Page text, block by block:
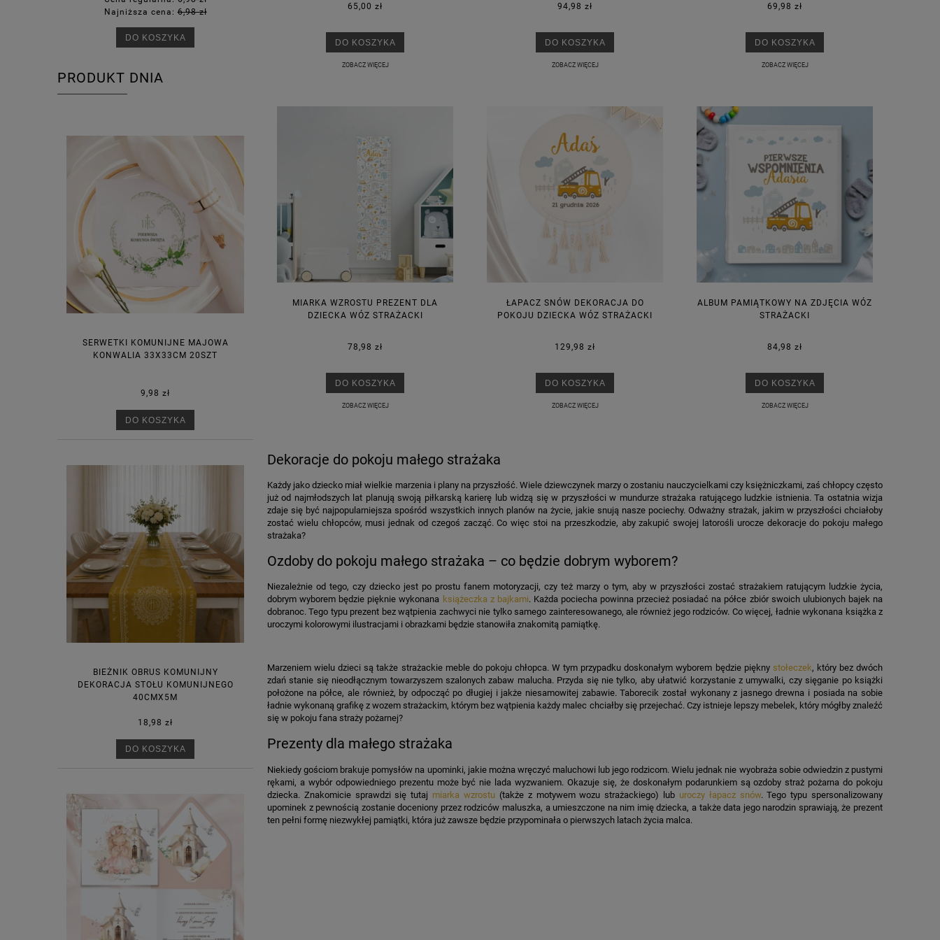
Najniższa cena:6,98 zł
DO KOSZYKA
Najniższa cena: 3,00 zł
DO KOSZYKA
Najniższa cena:7,30 zł
DO KOSZYKA
PRODUKT DNIA
SERWETKI KOMUNIJNE MAJOWA
KONWALIA 33X33CM 20SZT
9,98 zł
DO KOSZYKA
BIEŻNIK OBRUS KOMUNIJNY
DEKORACJA STOŁU KOMUNIJNEGO
40CMX5M
18,98 zł
DO KOSZYKA
65,00 zł
DO KOSZYKA
ZOBACZ WIĘCEJ
94,98 zł
DO KOSZYKA
ZOBACZ WIĘCEJ
69,98 zł
DO KOSZYKA
ZOBACZ WIĘCEJ
MIARKA WZROSTU PREZENT DLA
DZIECKA WÓZ STRAŻACKI
78,98 zł
DO KOSZYKA
ZOBACZ WIĘCEJ
ŁAPACZ SNÓW DEKORACJA DO
POKOJU DZIECKA WÓZ STRAŻACKI
129,98 zł
DO KOSZYKA
ZOBACZ WIĘCEJ
ALBUM PAMIĄTKOWY NA ZDJĘCIA WÓZ
STRAŻACKI
84,98 zł
DO KOSZYKA
ZOBACZ WIĘCEJ
Dekoracje do pokoju małego strażaka
Każdy jako dziecko miał wielkie marzenia i plany na przyszłość. Wiele dziewczynek marzy o zostaniu nauczycielkami czy księżniczkami, zaś chłopcy często
już od najmłodszych lat planują swoją piłkarską karierę lub widzą się w przyszłości w mundurze strażaka ratującego ludzkie istnienia. Ta ostatnia wizja
zdaje się być najpopularniejsza spośród wszystkich innych planów na życie, jakie snują nasze pociechy. Odważny strażak, jakim w przyszłości chciałoby
zostać wielu chłopców, musi jednak od czegoś zacząć. Co więc stoi na przeszkodzie, aby zakupić swojej latorośli urocze dekoracje do pokoju małego
strażaka?
Ozdoby do pokoju małego strażaka – co będzie dobrym wyborem?
Niezależnie od tego, czy dziecko jest po prostu fanem motoryzacji, czy też marzy o tym, aby w przyszłości zostać strażakiem ratującym ludzkie życia,
dobrym wyborem będzie pięknie wykonana książeczka z bajkami. Każda pociecha powinna przecież posiadać na półce zbiór swoich ulubionych bajek na
dobranoc. Tego typu prezent bez wątpienia zachwyci nie tylko samego zainteresowanego, ale również jego rodziców. Co więcej, ładnie wykonana książka z
uroczymi kolorowymi ilustracjami i obrazkami będzie stanowiła znakomitą pamiątkę.
Marzeniem wielu dzieci są także strażackie meble do pokoju chłopca. W tym przypadku doskonałym wyborem będzie piękny stołeczek, który bez dwóch
zdań stanie się nieodłącznym towarzyszem szalonych zabaw malucha. Przyda się nie tylko, aby ułatwić korzystanie z umywalki, czy sięganie po książki
położone na półce, ale również, by odpocząć po długiej i jakże niesamowitej zabawie. Taborecik został wykonany z jasnego drewna i posiada na sobie
ładnie wykonaną grafikę z wozem strażackim, którym bez wątpienia każdy malec chciałby się przejechać. Czy istnieje lepszy mebelek, który mógłby znaleźć
się w pokoju fana straży pożarnej?
Prezenty dla małego strażaka
Niekiedy gościom brakuje pomysłów na upominki, jakie można wręczyć maluchowi lub jego rodzicom. Wielu jednak nie wyobraża sobie odwiedzin z pustymi
rękami, a wybór odpowiedniego prezentu może być nie lada wyzwaniem. Okazuje się, że doskonałym podarunkiem są ozdoby straż pożarna do pokoju
dziecka. Znakomicie sprawdzi się tutaj miarka wzrostu (także z motywem wozu strażackiego) lub uroczy łapacz snów. Tego typu spersonalizowany
upominek z pewnością zostanie doceniony przez rodziców maluszka, a umieszczone na nim imię dziecka, a także data jego narodzin sprawiają, że prezent
ten pełni formę niezwykłej pamiątki, która już zawsze będzie przypominała o pierwszych latach życia malca.